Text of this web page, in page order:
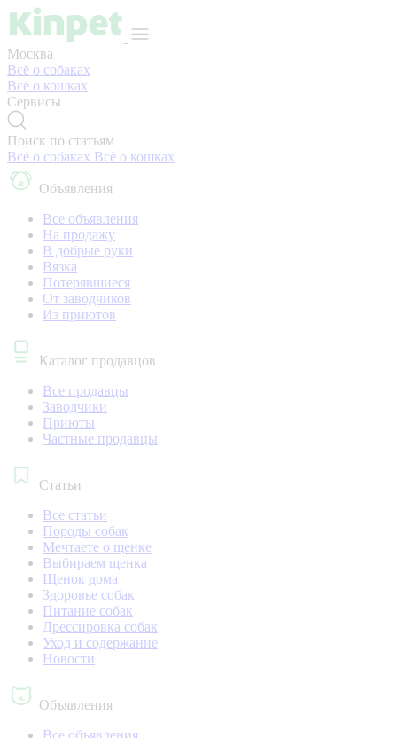
Москва
Всё о собаках
Всё о кошках
Сервисы
Поиск по статьям
Всё о собаках Всё о кошках
Объявления
Все объявления
На продажу
В добрые руки
Вязка
Потерявшиеся
От заводчиков
Из приютов
Каталог продавцов
Все продавцы
Заводчики
Приюты
Частные продавцы
Статьи
Все статьи
Породы собак
Мечтаете о щенке
Выбираем щенка
Щенок дома
Здоровье собак
Питание собак
Дрессировка собак
Уход и содержание
Новости
Объявления
Все объявления